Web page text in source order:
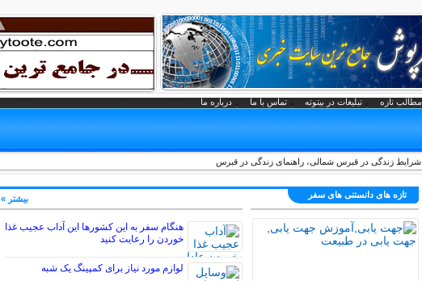
مطالب تازه تبلیغات در بیتوته تماس با ما درباره ما
شرایط زندگی در قبرس شمالی، راهنمای زندگی در قبرس
تازه های دانستنی های سفر
هنگام سفر به این کشورها این آداب عجیب غذا
خوردن را رعایت کنید
لوازم مورد نیاز برای کمپینگ یک شبه
بیشتر »